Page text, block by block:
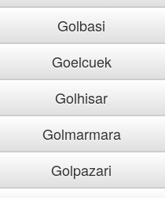
Golbasi
Goelcuek
Golhisar
Golmarmara
Golpazari